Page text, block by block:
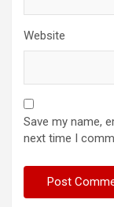
Website
Save my name,
next time I